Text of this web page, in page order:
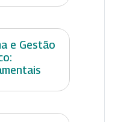
e Gestão